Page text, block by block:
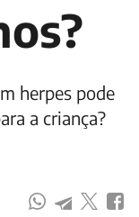
herpes pode
a criança?